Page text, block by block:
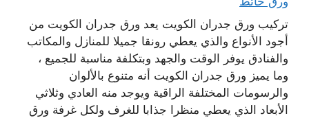
تركيب ورق جدران الكويت يعد ورق جدران الكويت من
أجود الأنواع والذي يعطي رونقا جميلا للمنازل والمكاتب
والفنادق يوفر الوقت والجهد وبتكلفة مناسبة للجميع ،
وما يميز ورق جدران الكويت أنه متنوع بالألوان
والرسومات المختلفة الراقية ويوجد منه العادي وثلاثي
الأبعاد الذي يعطي منظرا جذابا للغرف ولكل غرفة ورق